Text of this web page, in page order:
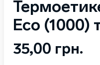
Eco (1000)
35,00 грн.